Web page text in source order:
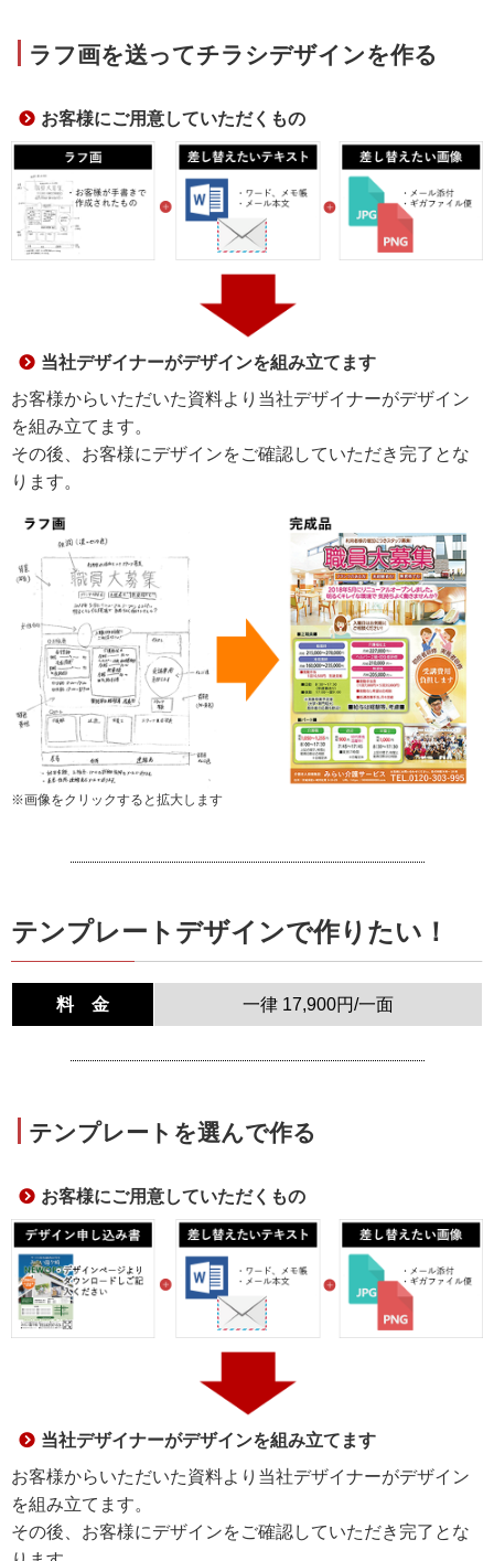
ラフ画を送ってチラシデザインを作る
お客様にご用意していただくもの
当社デザイナーがデザインを組み立てます
お客様からいただいた資料より当社デザイナーがデザイン
を組み立てます。
その後、お客様にデザインをご確認していただき完了とな
ります。
※画像をクリックすると拡大します
テンプレートデザインで作りたい！
料 金 一律 17,900円/一面
テンプレートを選んで作る
お客様にご用意していただくもの
当社デザイナーがデザインを組み立てます
お客様からいただいた資料より当社デザイナーがデザイン
を組み立てます。
その後、お客様にデザインをご確認していただき完了とな